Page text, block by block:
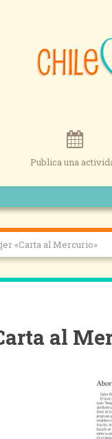
Publica una
«Carta al Mercurio»
al